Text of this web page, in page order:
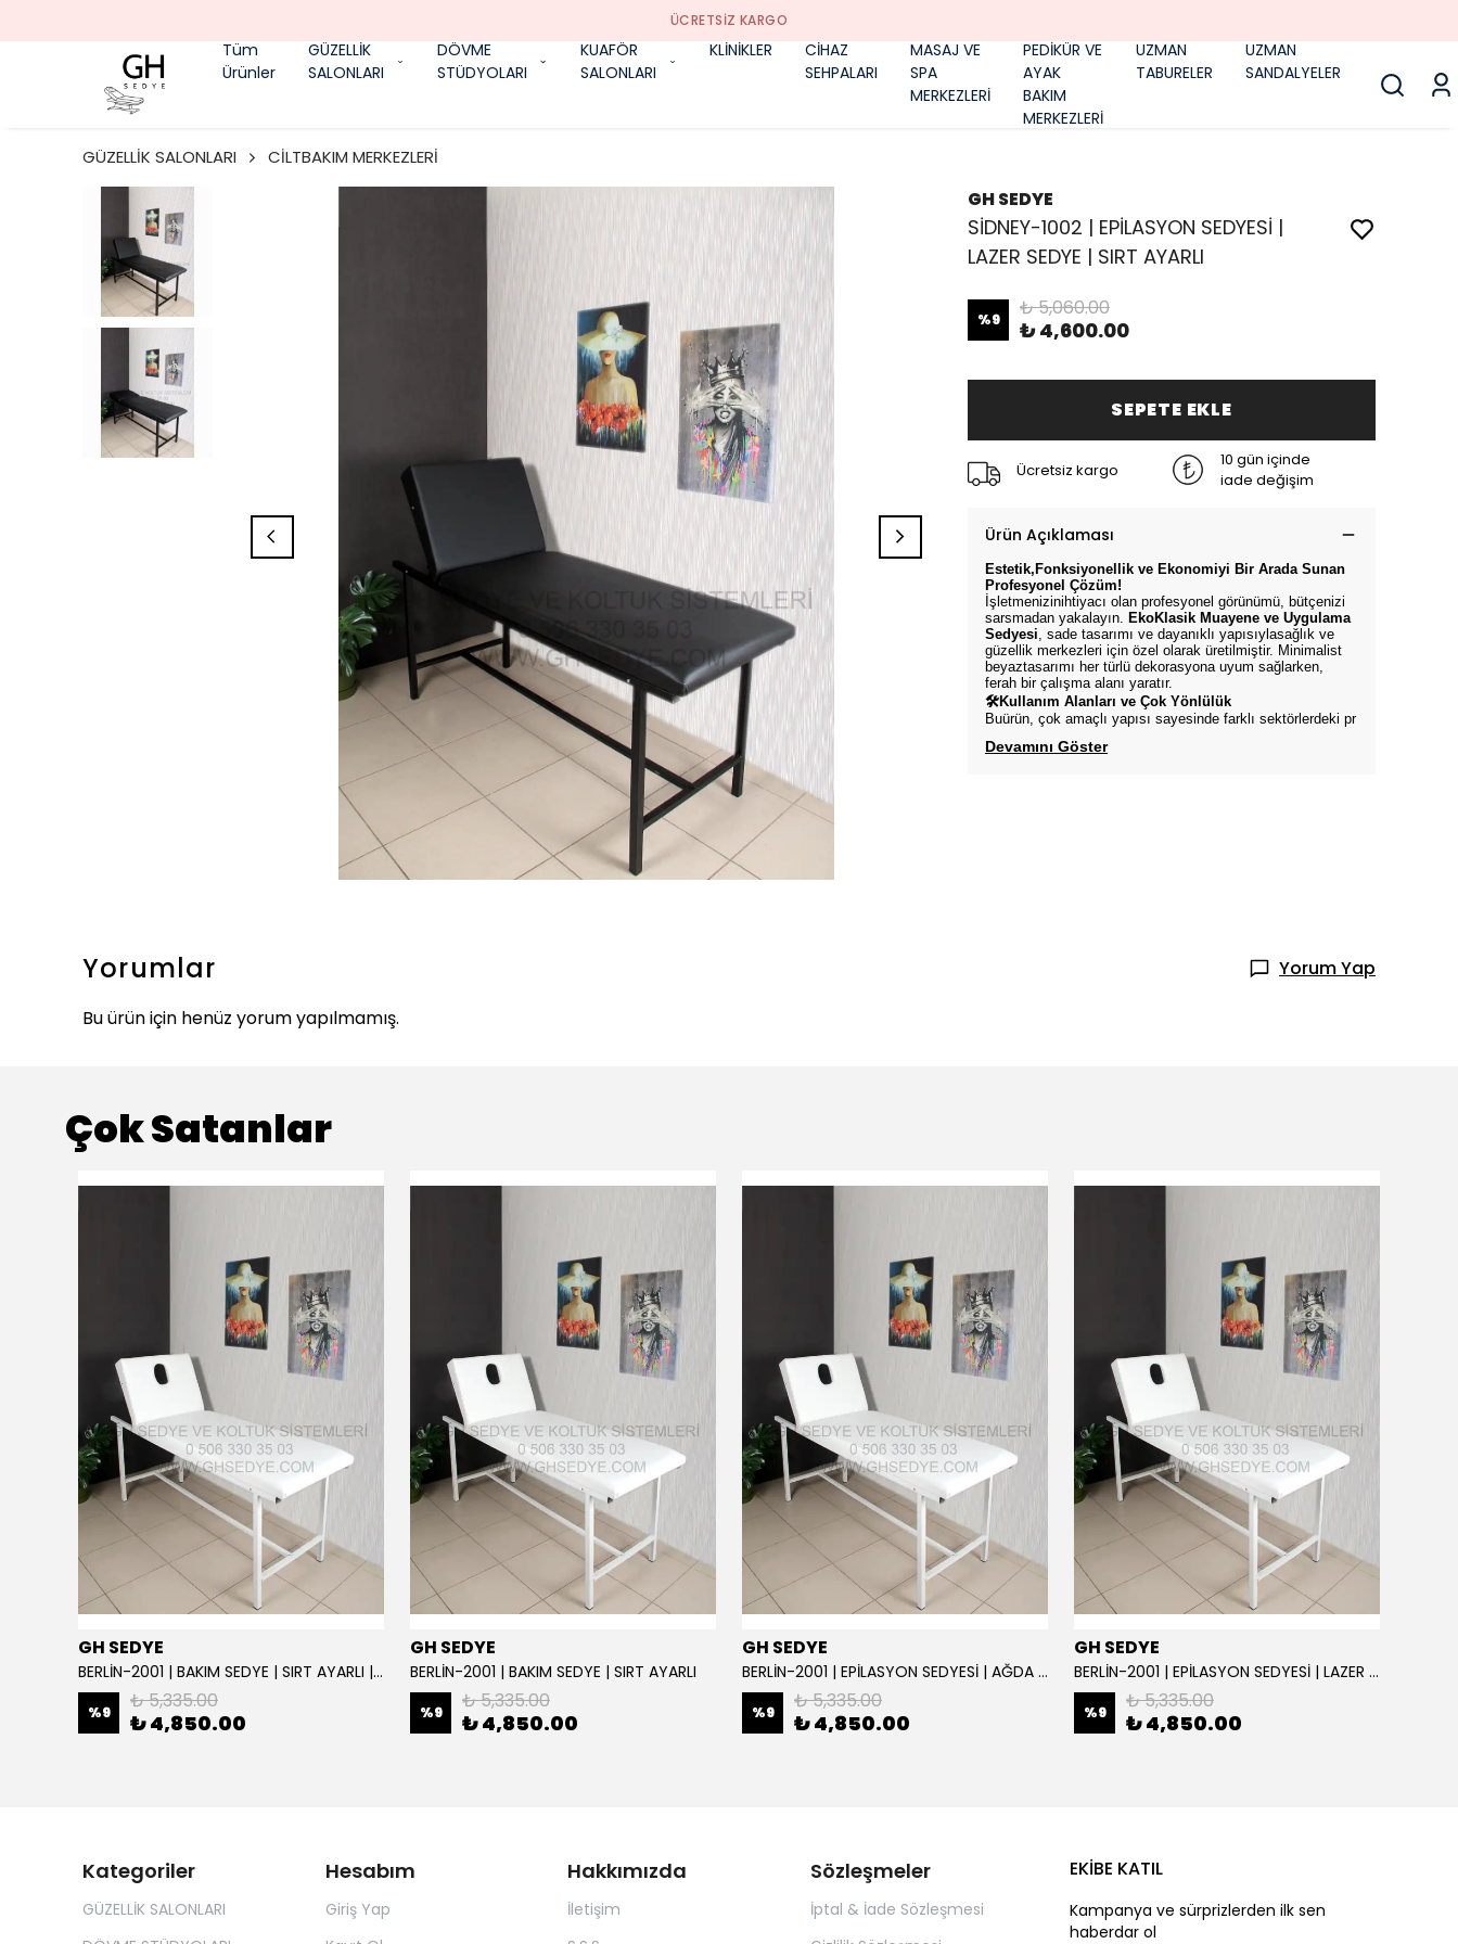
ÜCRETSIZ KARGO
Tüm
Ürünler
GÜZELLİK
SALONLARI
DÖVME
STÜDYOLARI
KUAFÖR
SALONLARI
KLİNİKLER
CİHAZ
SEHPALARI
MASAJ VE
SPA
MERKEZLERİ
PEDİKÜR VE
AYAK
BAKIM
MERKEZLERİ
UZMAN
TABURELER
UZMAN
SANDALYELER
GÜZELLİK SALONLARI CİLTBAKIM MERKEZLERİ
GH SEDYE
SİDNEY-1002 | EPİLASYON SEDYESİ |
LAZER SEDYE | SIRT AYARLI
%9 ₺ 5,060.00
₺ 4,600.00
SEPETE EKLE
Ücretsiz kargo
10 gün içinde
iade değişim
Ürün Açıklaması
Estetik,Fonksiyonellik ve Ekonomiyi Bir Arada Sunan
Profesyonel Çözüm!
İşletmenizinihtiyacı olan profesyonel görünümü, bütçenizi
sarsmadan yakalayın. EkoKlasik Muayene ve Uygulama
Sedyesi, sade tasarımı ve dayanıklı yapısıylasağlık ve
güzellik merkezleri için özel olarak üretilmiştir. Minimalist
beyaztasarımı her türlü dekorasyona uyum sağlarken,
ferah bir çalışma alanı yaratır.
🛠Kullanım Alanları ve Çok Yönlülük
Buürün, çok amaçlı yapısı sayesinde farklı sektörlerdeki pr
Devamını Göster
Yorumlar
Yorum Yap
Bu ürün için henüz yorum yapılmamış.
Çok Satanlar
GH SEDYE
BERLİN-2001 | BAKIM SEDYE | SIRT AYARLI | BEYAZ
%9 ₺ 5,335.00
₺ 4,850.00
GH SEDYE
BERLİN-2001 | BAKIM SEDYE | SIRT AYARLI
%9 ₺ 5,335.00
₺ 4,850.00
GH SEDYE
BERLİN-2001 | EPİLASYON SEDYESİ | AĞDA VE SİR SEDYE | SIRT AYARLI
%9 ₺ 5,335.00
₺ 4,850.00
GH SEDYE
BERLİN-2001 | EPİLASYON SEDYESİ | LAZER SEDYE | SIRT AYARLI
%9 ₺ 5,335.00
₺ 4,850.00
Kategoriler
GÜZELLİK SALONLARI
Hesabım
Giriş Yap
Hakkımızda
İletişim
Sözleşmeler
İptal & İade Sözleşmesi
EKİBE KATIL
Kampanya ve sürprizlerden ilk sen
haberdar ol